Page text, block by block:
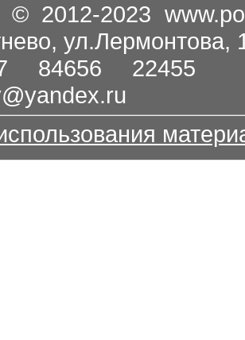
© 2012-2023
ул.Лермонтова,
84656